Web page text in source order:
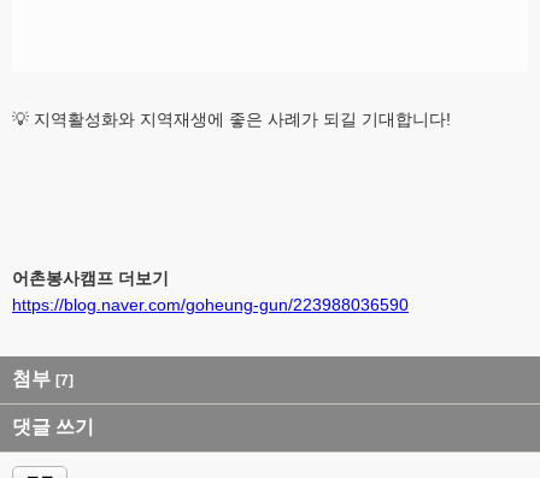
💡 지역활성화와 지역재생에 좋은 사례가 되길 기대합니다!
어촌봉사캠프 더보기
https://blog.naver.com/goheung-gun/223988036590
첨부 [7]
댓글 쓰기